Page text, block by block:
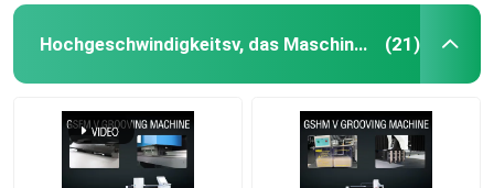
Hochgeschwindigkeitsv, das Maschine fugt (21)